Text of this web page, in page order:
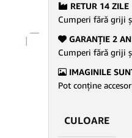
RETUR 14 ZILE
Cumperi fără griji
GARANŢIE 2
Cumperi fără griji
IMAGINILE
Pot conține
CULOARE